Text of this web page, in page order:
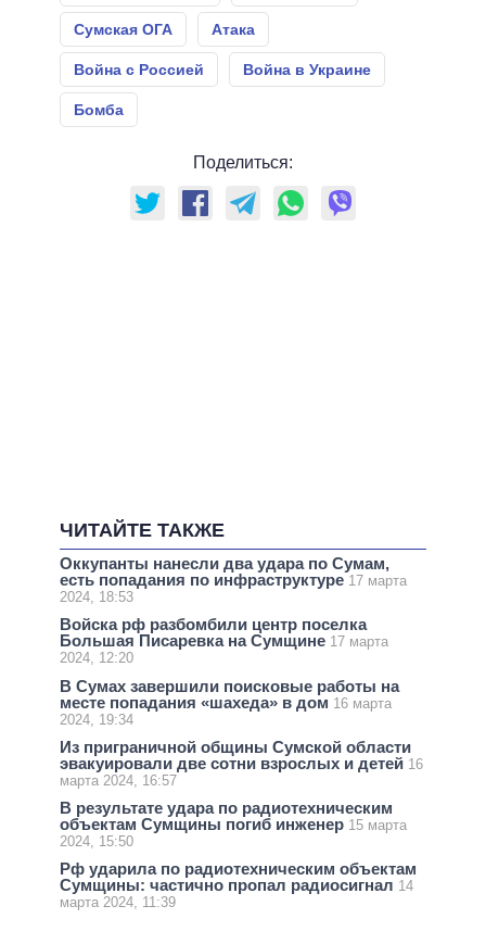
Сумская ОГА Атака
Война с Россией Война в Украине
Бомба
Поделиться:
ЧИТАЙТЕ ТАКЖЕ
Оккупанты нанесли два удара по Сумам,
есть попадания по инфраструктуре 17 марта
2024, 18:53
Войска рф разбомбили центр поселка
Большая Писаревка на Сумщине 17 марта
2024, 12:20
В Сумах завершили поисковые работы на
месте попадания «шахеда» в дом 16 марта
2024, 19:34
Из приграничной общины Сумской области
эвакуировали две сотни взрослых и детей 16
марта 2024, 16:57
В результате удара по радиотехническим
объектам Сумщины погиб инженер 15 марта
2024, 15:50
Рф ударила по радиотехническим объектам
Сумщины: частично пропал радиосигнал 14
марта 2024, 11:39